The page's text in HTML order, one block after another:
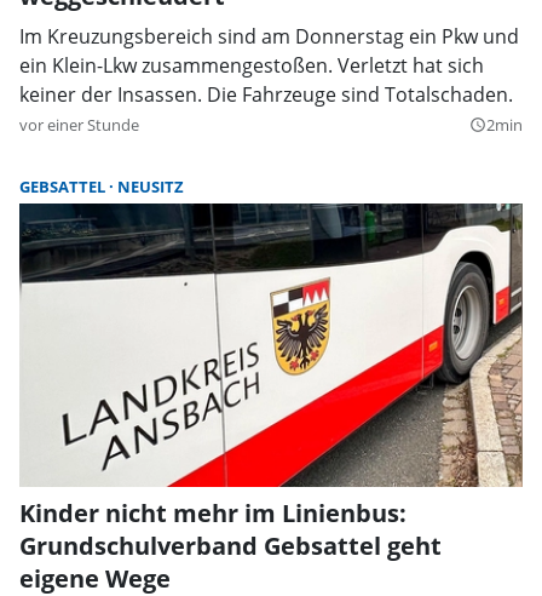
Im Kreuzungsbereich sind am Donnerstag ein Pkw und
ein Klein-Lkw zusammengestoßen. Verletzt hat sich
keiner der Insassen. Die Fahrzeuge sind Totalschaden.
vor einer Stunde query_builder2min
GEBSATTEL NEUSITZ
Kinder nicht mehr im Linienbus:
Grundschulverband Gebsattel geht
eigene Wege